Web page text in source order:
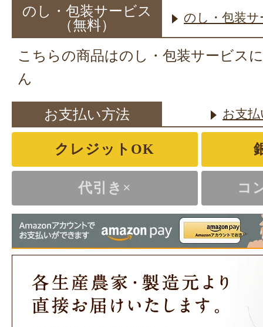
のし・包装サービス
（無料）
のし・包装
こちらの商品はのし・包装サービス
ん
お支払い方法 お支
クレジットOK
代引き× コ